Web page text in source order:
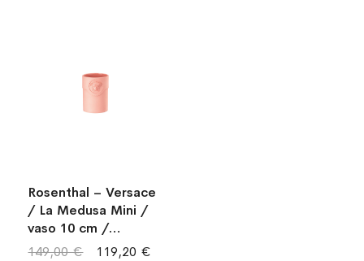
Rosenthal – Versace
/ La Medusa Mini /
vaso 10 cm /
porcellana / rosa
119,20 €
149,00 €